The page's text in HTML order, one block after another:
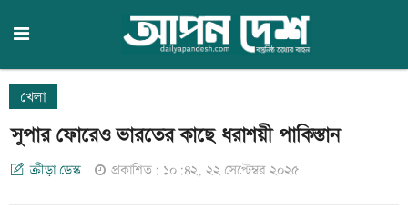
খেলা
সুপার ফোরেও ভারতের কাছে ধরাশয়ী পাকিস্তান
ক্রীড়া ডেস্ক প্রকাশিত: ১০:৪২, ২২ সেপ্টেম্বর ২০২৫